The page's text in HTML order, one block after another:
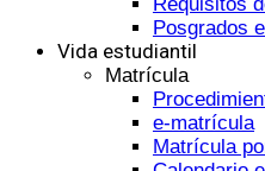
Posgrados
Vida estudiantil
Matrícula
e-matrícula
Matrícula